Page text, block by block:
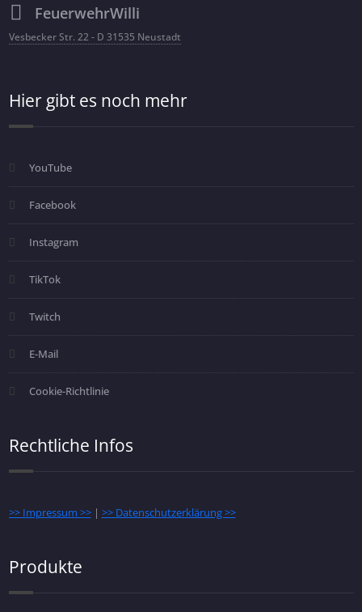
FeuerwehrWilli
Vesbecker Str. 22 - D 31535 Neustadt
Hier gibt es noch mehr
YouTube
Facebook
Instagram
TikTok
Twitch
E-Mail
Cookie-Richtlinie
Rechtliche Infos
>> Impressum >>| >> Datenschutzerklärung >>
Produkte